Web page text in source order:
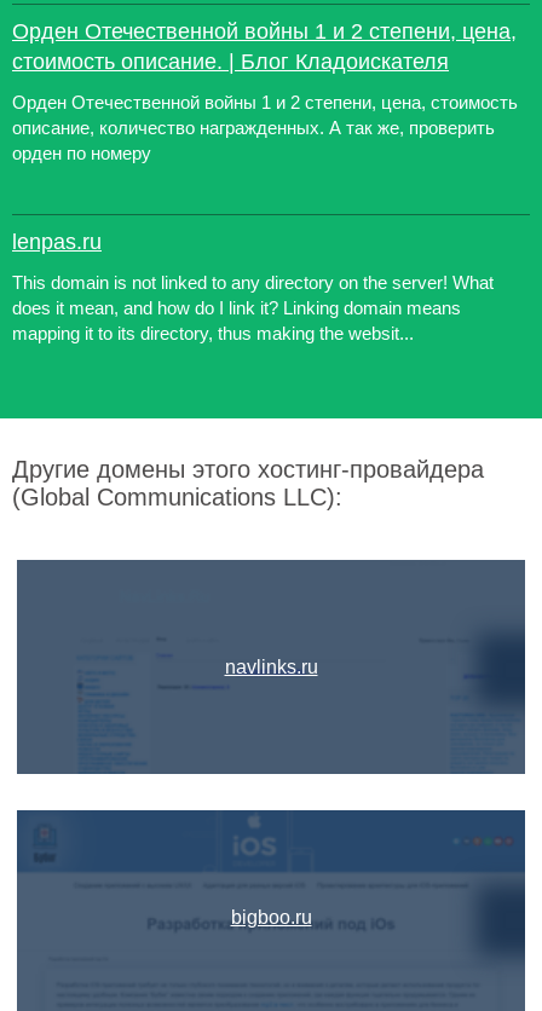
Орден Отечественной войны 1 и 2 степени, цена,
стоимость описание. | Блог Кладоискателя
Орден Отечественной войны 1 и 2 степени, цена, стоимость
описание, количество награжденных. А так же, проверить
орден по номеру
lenpas.ru
This domain is not linked to any directory on the server! What
does it mean, and how do I link it? Linking domain means
mapping it to its directory, thus making the websit...
Другие домены этого хостинг-провайдера
(Global Communications LLC):
navlinks.ru
bigboo.ru